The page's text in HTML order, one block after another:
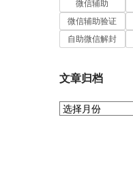
微信辅助
微信辅助验证
自助微信解封
文章归档
文